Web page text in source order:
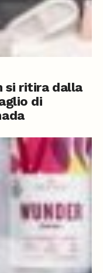
si ritira dalla
di